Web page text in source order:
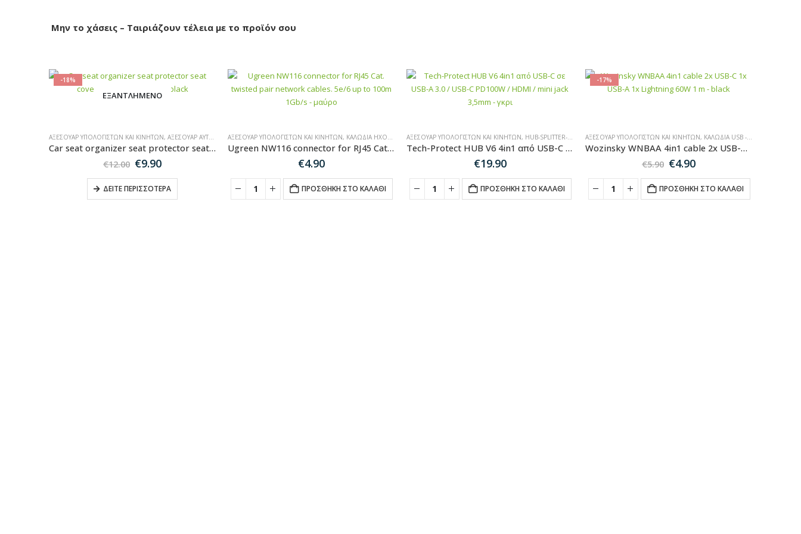
Μην το χάσεις – Ταιριάζουν τέλεια με το προϊόν σου
-18%
ΕΞΑΝΤΛΗΜΈΝΟ
ΑΞΕΣΟΥΆΡ ΥΠΟΛΟΓΙΣΤΏΝ ΚΑΙ ΚΙΝΗΤΏΝ, ΑΞΕΣΟΥΆΡ ΑΥΤΟΚΙΝΉΤΟΥ
Car seat organizer seat protector seat cover shelf mini car table black
€12.00 Original
was:
€12.00.
€9.90Η
τιμή
είναι:
ΔΕΊΤΕ ΠΕΡΙΣΣΌΤΕΡΑ
ΑΞΕΣΟΥΆΡ ΥΠΟΛΟΓΙΣΤΏΝ ΚΑΙ ΚΙΝΗΤΏΝ, ΚΑΛΏΔΙΑ ΉΧΟΥ-HDMI-ΔΙΚΤΎΟΥ
Ugreen NW116 connector for RJ45 Cat. twisted pair network cables. 5e/6 up to 100m 1Gb/s – μαύρο
€4.90
ΠΡΟΣΘΉΚΗ ΣΤΟ ΚΑΛΆΘΙ
ΑΞΕΣΟΥΆΡ ΥΠΟΛΟΓΙΣΤΏΝ ΚΑΙ ΚΙΝΗΤΏΝ, HUB-SPLITTER-ADAPTER
Tech-Protect HUB V6 4in1 από USB-C σε USB-A 3.0 / USB-C PD100W / HDMI / mini jack 3,5mm – γκρι
€19.90
ΠΡΟΣΘΉΚΗ ΣΤΟ ΚΑΛΆΘΙ
-17%
ΑΞΕΣΟΥΆΡ ΥΠΟΛΟΓΙΣΤΏΝ ΚΑΙ ΚΙΝΗΤΏΝ, ΚΑΛΏΔΙΑ USB - ΦΟΡΤΙΣΤΈΣ ΠΡΊΖΑΣ
Wozinsky WNBAA 4in1 cable 2x USB-C 1x USB-A 1x Lightning 60W 1 m – black
€5.90 Original
was:
€5.90.
€4.90Η
τιμή
είναι:
ΠΡΟΣΘΉΚΗ ΣΤΟ ΚΑΛΆΘΙ